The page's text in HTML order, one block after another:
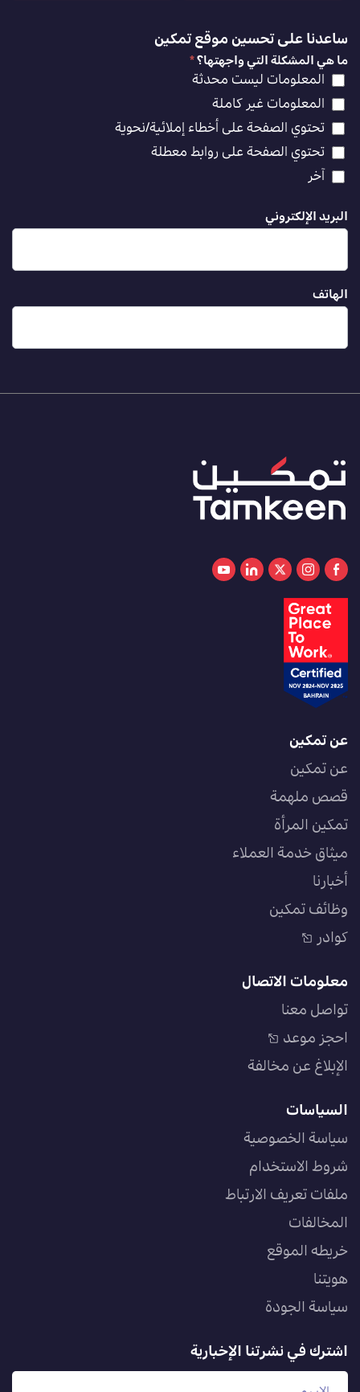
ساعدنا على تحسين موقع تمكين
ما هي المشكلة التي واجهتها؟*
المعلومات ليست محدثة
المعلومات غير كاملة
تحتوي الصفحة على أخطاء إملائية/نحوية
تحتوي الصفحة على روابط معطلة
آخر
البريد الإلكتروني
الهاتف
عن تمكين
عن تمكين
قصص ملهمة
تمكين المرأة
ميثاق خدمة العملاء
أخبارنا
وظائف تمكين
كوادر
معلومات الاتصال
تواصل معنا
احجز موعد
الإبلاغ عن مخالفة
السياسات
سياسة الخصوصية
شروط الاستخدام
ملفات تعريف الارتباط
المخالفات
خريطه الموقع
هويتنا
سياسة الجودة
اشترك في نشرتنا الإخبارية